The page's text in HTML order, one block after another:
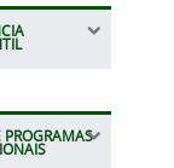
PROGRAMAS